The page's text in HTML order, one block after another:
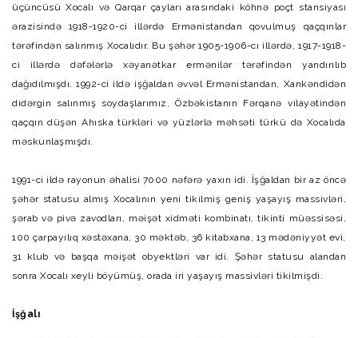
üçüncüsü Xocalı və Qarqar çayları arasındaki köhnə poçt stansiyası
ərazisində 1918-1920-ci illərdə Ermənistandan qovulmuş qaçqınlar
tərəfindən salınmış Xocalıdır. Bu şəhər 1905-1906-cı illərdə, 1917-1918-
ci illərdə dəfələrlə xəyanətkar ermənilər tərəfindən yandırılıb
dağıdılmışdı. 1992-ci ildə işğaldan əvvəl Ermənistandan, Xankəndidən
didərgin salınmış soydaşlarımız, Özbəkistanın Fərqanə vilayətindən
qaçqın düşən Ahıska türkləri və yüzlərlə məhsəti türkü də Xocalıda
məskunlaşmışdı.
1991-ci ildə rayonun əhalisi 7000 nəfərə yaxın idi. İşğaldan bir az öncə
şəhər statusu almış Xocalının yeni tikilmiş geniş yaşayış massivləri,
şərab və pivə zavodları, məişət xidməti kombinatı, tikinti müəssisəsi,
100 çarpayılıq xəstəxana, 30 məktəb, 36 kitabxana, 13 mədəniyyət evi,
31 klub və başqa məişət obyektləri var idi. Şəhər statusu alandan
sonra Xocalı xeyli böyümüş, orada iri yaşayış massivləri tikilmişdi.
İşğalı